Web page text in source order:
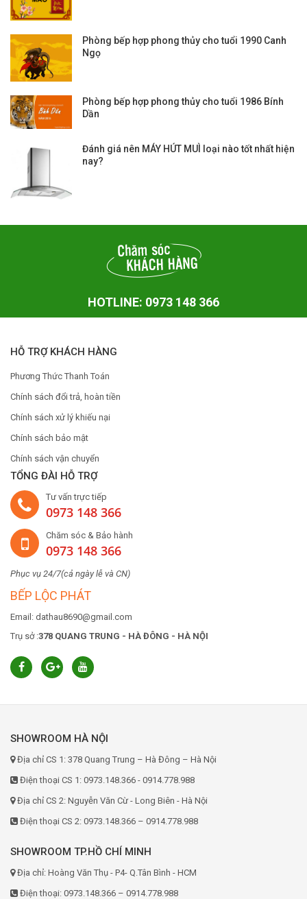
Phòng bếp hợp phong thủy cho tuổi 1990 Canh
Ngọ
Phòng bếp hợp phong thủy cho tuổi 1986 Bính
Dần
Đánh giá nên MÁY HÚT MUÌ loại nào tốt nhất hiện
nay?
HOTLINE: 0973 148 366
HỖ TRỢ KHÁCH HÀNG
Phương Thức Thanh Toán
Chính sách đổi trả, hoàn tiền
Chính sách xử lý khiếu nại
Chính sách bảo mật
Chính sách vận chuyển
TỔNG ĐÀI HỖ TRỢ
Tư vấn trực tiếp
0973 148 366
Chăm sóc & Bảo hành
0973 148 366
Phục vụ 24/7(cả ngày lễ và CN)
BẾP LỘC PHÁT
Email: dathau8690@gmail.com
Trụ sở :378 QUANG TRUNG - HÀ ĐÔNG - HÀ NỘI
SHOWROOM HÀ NỘI
Địa chỉ CS 1: 378 Quang Trung – Hà Đông – Hà Nội
Điện thoại CS 1: 0973.148.366 - 0914.778.988
Địa chỉ CS 2: Nguyễn Văn Cừ - Long Biên - Hà Nội
Điện thoại CS 2: 0973.148.366 – 0914.778.988
SHOWROOM TP.HỒ CHÍ MINH
Địa chỉ: Hoàng Văn Thụ - P4- Q.Tân Bình - HCM
Điện thoại: 0973.148.366 – 0914.778.988